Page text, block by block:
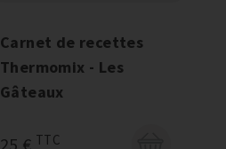
Carnet de recettes
Thermomix - Les
Gâteaux
25 € TTC